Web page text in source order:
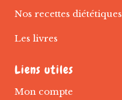
Nos recettes diététiques
Les livres
Liens utiles
Mon compte